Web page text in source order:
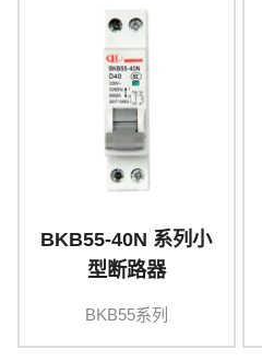
BKB55-40N 系列小
型断路器
BKB55系列